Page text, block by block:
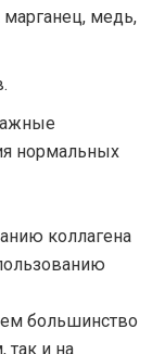
медь,
нормальных
коллагена
большинство
так и на